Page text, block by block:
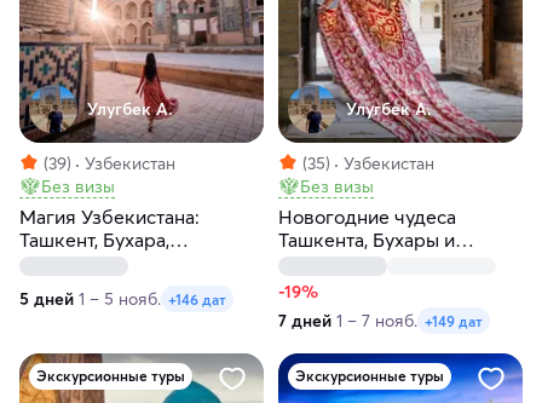
Улугбек А.
(39)
Узбекистан
Без визы
Магия Узбекистана:
Ташкент, Бухара,
Самарканд за 5 дней
5 дней 1 – 5 нояб. +146 дат
Улугбек А.
(35)
Узбекистан
Без визы
Новогодние чудеса
Ташкента, Бухары и
Самарканда за 7 дней
-19%
7 дней 1 – 7 нояб. +149 дат
Экскурсионные туры Экскурсионные туры